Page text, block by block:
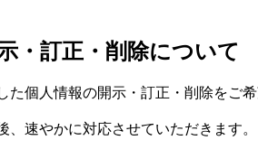
・訂正・削除について
た個人情報の開示・訂正・削除をご
、速やかに対応させていただきます。